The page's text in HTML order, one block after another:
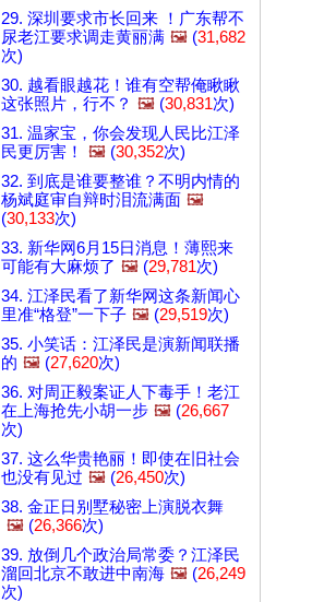
29. 深圳要求市长回来 ！广东帮不
尿老江要求调走黄丽满 🖼️ (31,682
次)
30. 越看眼越花！谁有空帮俺瞅瞅
这张照片，行不？ 🖼️ (30,831次)
31. 温家宝，你会发现人民比江泽
民更厉害！
🖼️ (30,352次)
32. 到底是谁要整谁？不明内情的
杨斌庭审自辩时泪流满面 🖼️
(30,133次)
33. 新华网6月15日消息！薄熙来
可能有大麻烦了 🖼️ (29,781次)
34. 江泽民看了新华网这条新闻心
里准“格登”一下子 🖼️ (29,519次)
35. 小笑话：江泽民是演新闻联播
的 🖼️ (27,620次)
36. 对周正毅案证人下毒手！老江
在上海抢先小胡一步 🖼️ (26,667
次)
37. 这么华贵艳丽！即使在旧社会
也没有见过 🖼️ (26,450次)
38. 金正日别墅秘密上演脱衣舞
🖼️ (26,366次)
39. 放倒几个政治局常委？江泽民
溜回北京不敢进中南海 🖼️ (26,249
次)